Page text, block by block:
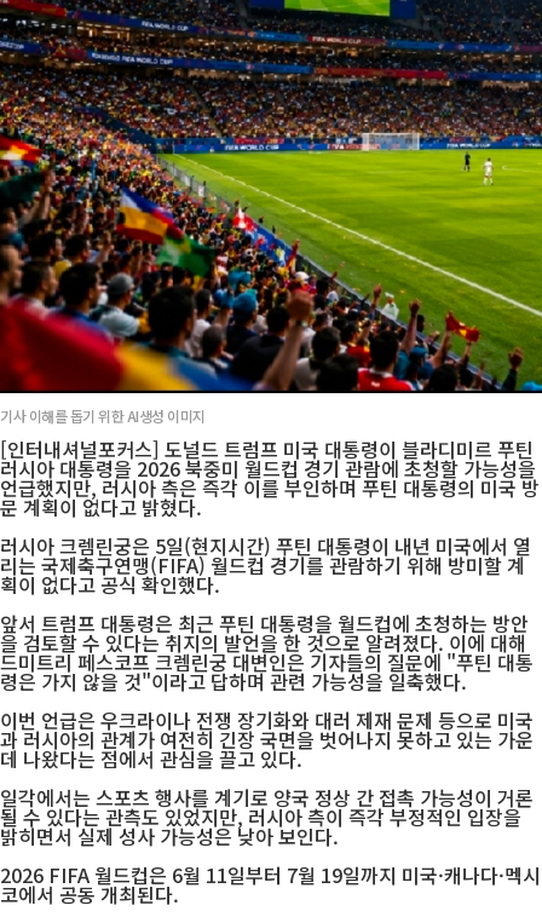
기사 이해를 돕기 위한 AI생성 이미지
[인터내셔널포커스] 도널드 트럼프 미국 대통령이 블라디미르 푸틴
러시아 대통령을 2026 북중미 월드컵 경기 관람에 초청할 가능성을
언급했지만, 러시아 측은 즉각 이를 부인하며 푸틴 대통령의 미국 방
문 계획이 없다고 밝혔다.
러시아 크렘린궁은 5일(현지시간) 푸틴 대통령이 내년 미국에서 열
리는 국제축구연맹(FIFA) 월드컵 경기를 관람하기 위해 방미할 계
획이 없다고 공식 확인했다.
앞서 트럼프 대통령은 최근 푸틴 대통령을 월드컵에 초청하는 방안
을 검토할 수 있다는 취지의 발언을 한 것으로 알려졌다. 이에 대해
드미트리 페스코프 크렘린궁 대변인은 기자들의 질문에 "푸틴 대통
령은 가지 않을 것"이라고 답하며 관련 가능성을 일축했다.
이번 언급은 우크라이나 전쟁 장기화와 대러 제재 문제 등으로 미국
과 러시아의 관계가 여전히 긴장 국면을 벗어나지 못하고 있는 가운
데 나왔다는 점에서 관심을 끌고 있다.
일각에서는 스포츠 행사를 계기로 양국 정상 간 접촉 가능성이 거론
될 수 있다는 관측도 있었지만, 러시아 측이 즉각 부정적인 입장을
밝히면서 실제 성사 가능성은 낮아 보인다.
2026 FIFA 월드컵은 6월 11일부터 7월 19일까지 미국·캐나다·멕시
코에서 공동 개최된다.